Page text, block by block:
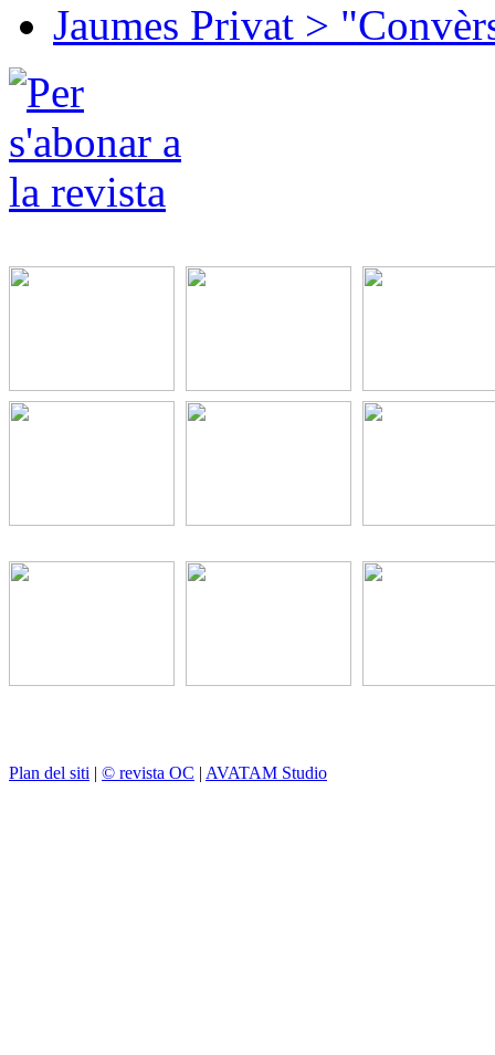
Jaumes Privat >
Plan del siti | © revista OC | AVATAM Studio